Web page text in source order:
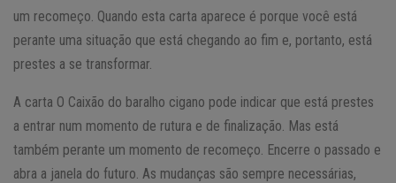
um recomeço. Quando esta carta aparece é porque você está
perante uma situação que está chegando ao fim e, portanto, está
prestes a se transformar.
A carta O Caixão do baralho cigano pode indicar que está prestes
a entrar num momento de rutura e de finalização. Mas está
também perante um momento de recomeço. Encerre o passado e
abra a janela do futuro. As mudanças são sempre necessárias,